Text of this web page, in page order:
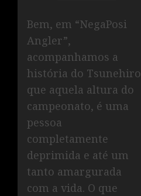
Bem, em “NegaPosi
Angler”,
acompanhamos a
história do Tsunehiro
que aquela altura do
campeonato, é uma
pessoa
completamente
deprimida e até um
tanto amargurada
com a vida. O que